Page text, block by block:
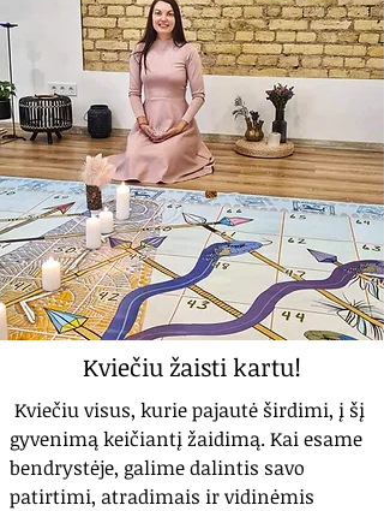
Kviečiu žaisti kartu!
Kviečiu visus, kurie pajautė širdimi, į šį
gyvenimą keičiantį žaidimą. Kai esame
bendrystėje, galime dalintis savo
patirtimi, atradimais ir vidinėmis